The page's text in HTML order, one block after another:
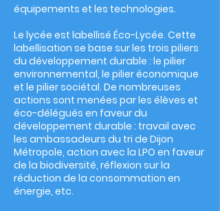
équipements et les technologies.
Le lycée est labellisé Éco-Lycée. Cette
labellisation se base sur les trois piliers
du développement durable : le pilier
environnemental, le pilier économique
et le pilier sociétal. De nombreuses
actions sont menées par les élèves et
éco-délégués en faveur du
développement durable : travail avec
les ambassadeurs du tri de Dijon
Métropole, action avec la LPO en faveur
de la biodiversité, réflexion sur la
réduction de la consommation en
énergie, etc.